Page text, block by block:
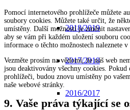
2018/2019
2017/2018
2016/2017
Pomocí internetového prohlížeče můžete
soubory cookies. Můžete také určit, že
umístěny. Další možností je změnit
aby se vám při každém uložení souboru
informace o těchto možnostech naleznete
Vezměte prosím na vědomí, že náš web
jsou deaktivovány všechny cookies. Pokud
prohlížeči, budou znovu umístěny po
naše webové stránky.
9. Vaše práva týkající se